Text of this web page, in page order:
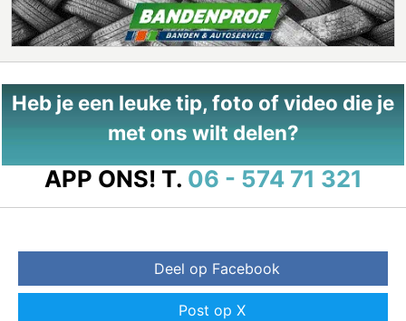
Heb je een leuke tip, foto of video die je
met ons wilt delen?
APP ONS! T. 06 - 574 71 321
Deel op Facebook
Post op X